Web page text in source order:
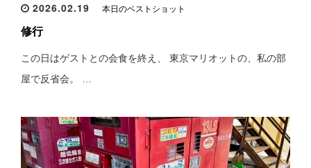
2026.02.19 本日のベストショット
修行
この日はゲストとの会食を終え、 東京マリオットの、私の部
屋で反省会。 …